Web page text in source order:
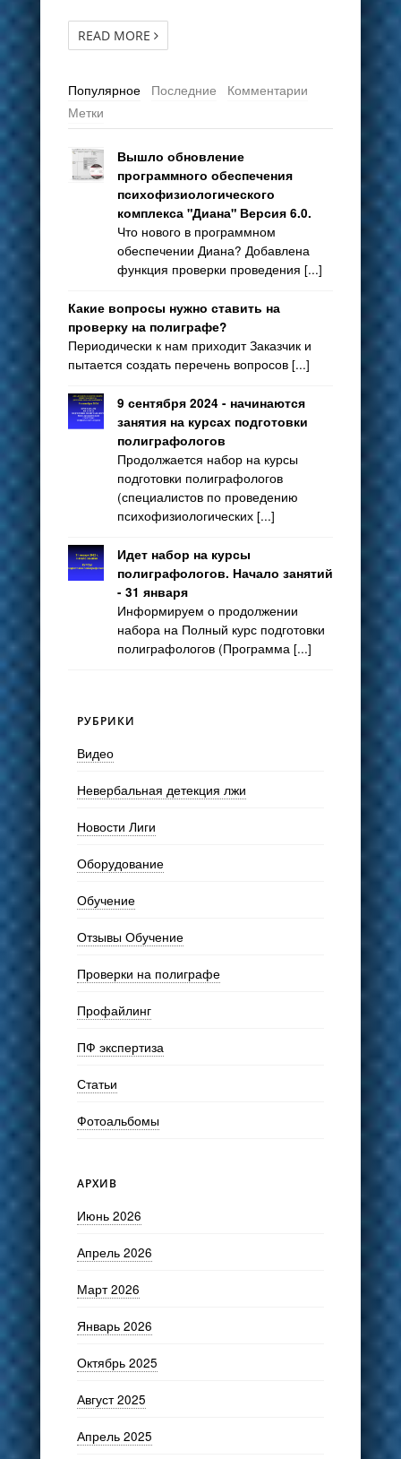
READ MORE
Популярное Последние
Комментарии
Метки
Вышло обновление
программного обеспечения
психофизиологического
комплекса "Диана" Версия 6.0.
Что нового в программном
обеспечении Диана? Добавлена
функция проверки проведения [...]
Какие вопросы нужно ставить на
проверку на полиграфе?
Периодически к нам приходит Заказчик и
пытается создать перечень вопросов [...]
9 сентября 2024 - начинаются
занятия на курсах подготовки
полиграфологов
Продолжается набор на курсы
подготовки полиграфологов
(специалистов по проведению
психофизиологических [...]
Идет набор на курсы
полиграфологов. Начало занятий
- 31 января
Информируем о продолжении
набора на Полный курс подготовки
полиграфологов (Программа [...]
РУБРИКИ
Видео
Невербальная детекция лжи
Новости Лиги
Оборудование
Обучение
Отзывы Обучение
Проверки на полиграфе
Профайлинг
ПФ экспертиза
Статьи
Фотоальбомы
АРХИВ
Июнь 2026
Апрель 2026
Март 2026
Январь 2026
Октябрь 2025
Август 2025
Апрель 2025